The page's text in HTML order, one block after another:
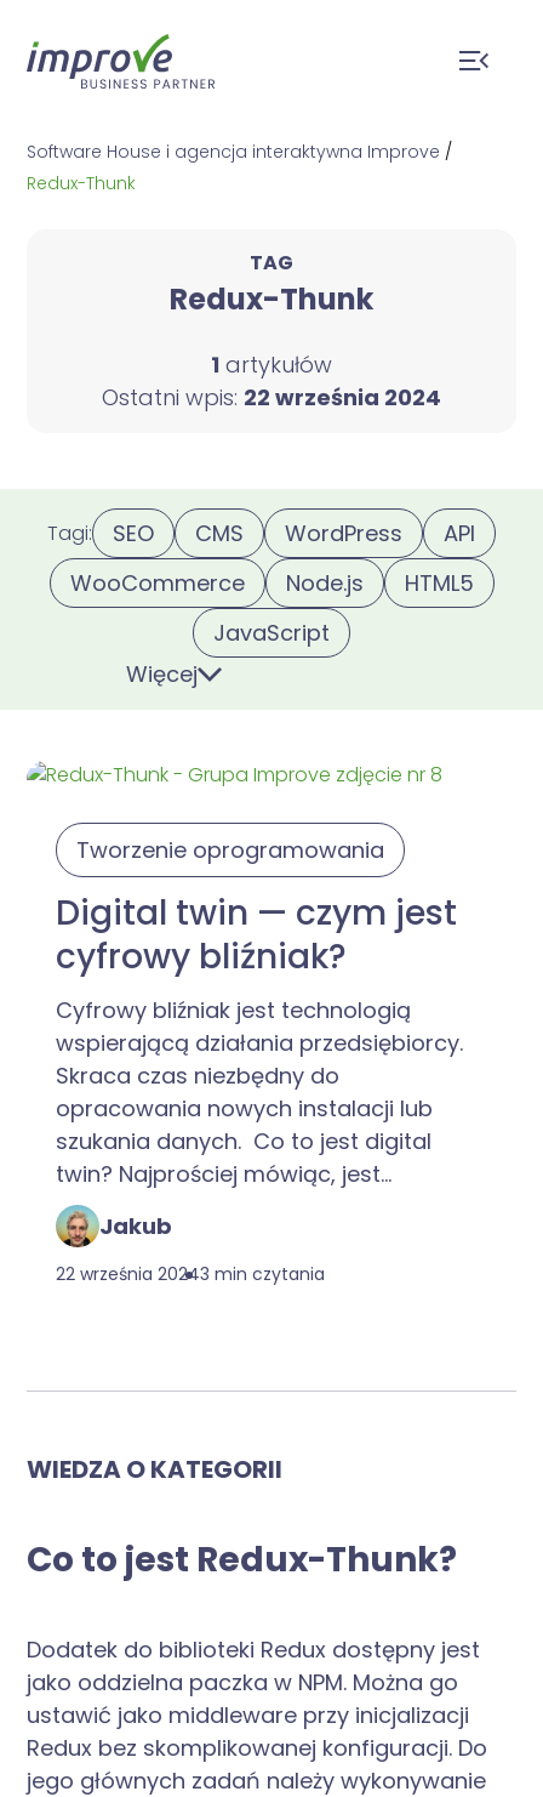
Software House i agencja interaktywna Improve /
Redux-Thunk
TAG
Redux-Thunk
1 artykułów
Ostatni wpis: 22 września 2024
Tagi: SEO CMS WordPress
API
WooCommerce
Node.js
HTML5
JavaScript
Więcej
Tworzenie oprogramowania
Digital twin — czym jest
cyfrowy bliźniak?
Cyfrowy bliźniak jest technologią
wspierającą działania przedsiębiorcy.
Skraca czas niezbędny do
opracowania nowych instalacji lub
szukania danych. Co to jest digital
twin? Najprościej mówiąc, jest...
Jakub
22 września 20243 min czytania
WIEDZA O KATEGORII
Co to jest Redux-Thunk?
Dodatek do biblioteki Redux dostępny jest
jako oddzielna paczka w NPM. Można go
ustawić jako middleware przy inicjalizacji
Redux bez skomplikowanej konfiguracji. Do
jego głównych zadań należy wykonywanie